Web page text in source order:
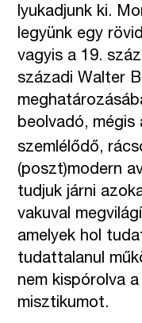
lyukadjunk ki.
legyünk egy
vagyis a 19.
századi Walter
beolvadó, mégis
szemlélődő,
(poszt)modern
tudjuk járni
vakuval
amelyek hol
tudattalanul
nem kispórolva
misztikumot.